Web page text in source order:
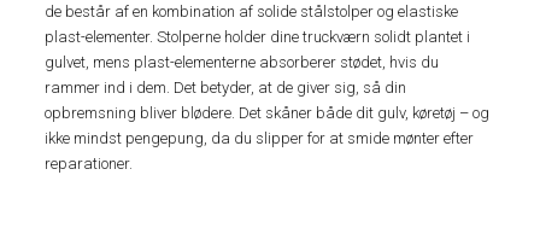
de består af en kombination af solide stålstolper og elastiske
plast-elementer. Stolperne holder dine truckværn solidt plantet i
gulvet, mens plast-elementerne absorberer stødet, hvis du
rammer ind i dem. Det betyder, at de giver sig, så din
opbremsning bliver blødere. Det skåner både dit gulv, køretøj – og
ikke mindst pengepung, da du slipper for at smide mønter efter
reparationer.